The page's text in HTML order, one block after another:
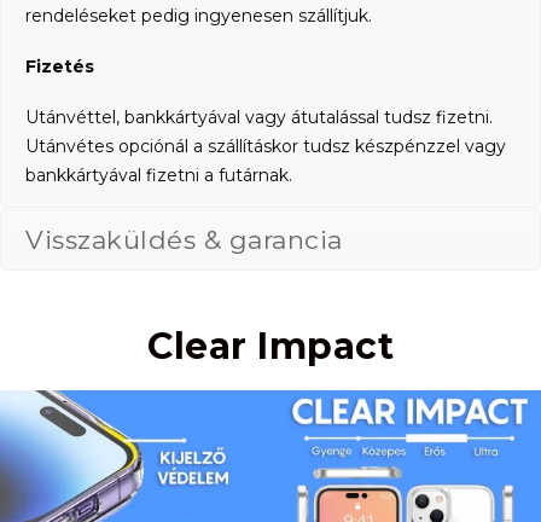
rendeléseket pedig ingyenesen szállítjuk.
Fizetés
Utánvéttel, bankkártyával vagy átutalással tudsz fizetni.
Utánvétes opciónál a szállításkor tudsz készpénzzel vagy
bankkártyával fizetni a futárnak.
Visszaküldés & garancia
Clear Impact